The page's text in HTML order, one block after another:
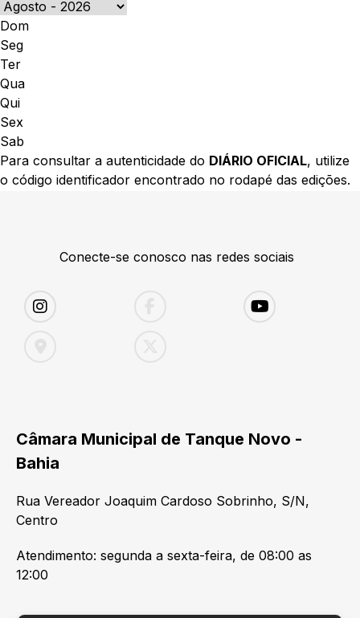
Dom
Seg
Ter
Qua
Qui
Sex
Sab
Para consultar a autenticidade do DIÁRIO OFICIAL, utilize
o código identificador encontrado no rodapé das edições.
Conecte-se conosco nas redes sociais
Câmara Municipal de Tanque Novo -
Bahia
Rua Vereador Joaquim Cardoso Sobrinho, S/N,
Centro
Atendimento: segunda a sexta-feira, de 08:00 as
12:00